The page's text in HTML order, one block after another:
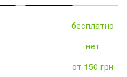
бесплатно
нет
от 150 грн